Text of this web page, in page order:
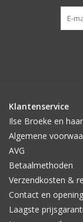
Klantenservice
Ilse Broeke en
Algemene
AVG
Betaalmethoden
Verzendkosten &
Contact en
Laagste